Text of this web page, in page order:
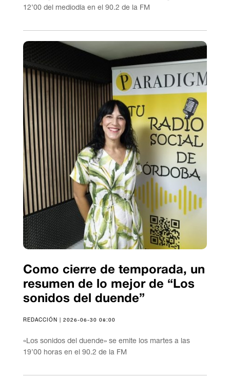
12’00 del mediodía en el 90.2 de la FM
Como cierre de temporada, un
resumen de lo mejor de “Los
sonidos del duende”
REDACCIÓN | 2026-06-30 08:00
«Los sonidos del duende» se emite los martes a las
19’00 horas en el 90.2 de la FM